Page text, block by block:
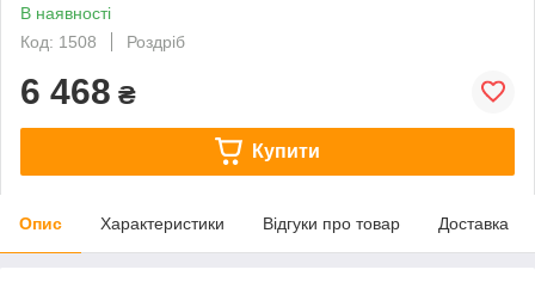
В наявності
Код: 1508
Роздріб
6 468 ₴
Купити
Опис Характеристики Відгуки про товар Доставка